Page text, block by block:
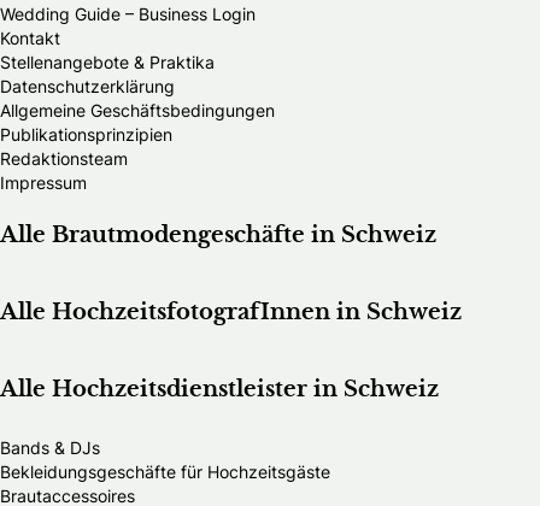
Wedding Guide – Business Login
Kontakt
Stellenangebote & Praktika
Datenschutzerklärung
Allgemeine Geschäftsbedingungen
Publikationsprinzipien
Redaktionsteam
Impressum
Alle Brautmodengeschäfte in Schweiz
Alle HochzeitsfotografInnen in Schweiz
Alle Hochzeitsdienstleister in Schweiz
Bands & DJs
Bekleidungsgeschäfte für Hochzeitsgäste
Brautaccessoires